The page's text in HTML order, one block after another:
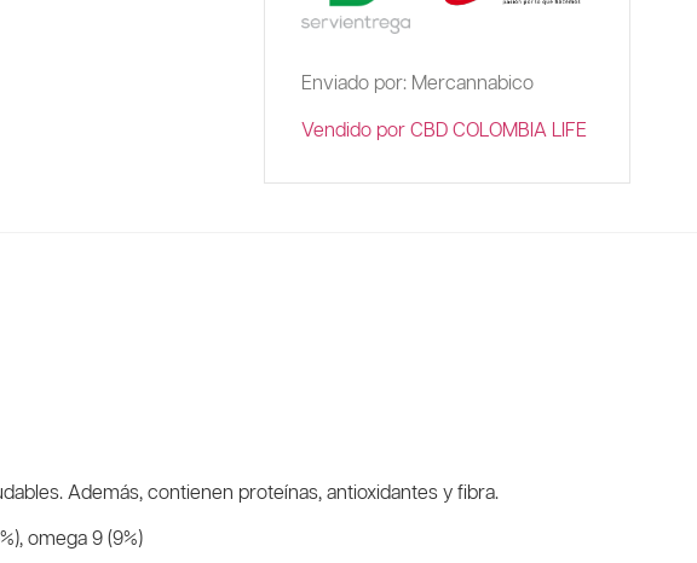
Enviado por: Mercannabico
Vendido por CBD COLOMBIA LIFE
Además, contienen proteínas, antioxidantes y fibra.
omega 9 (9%)